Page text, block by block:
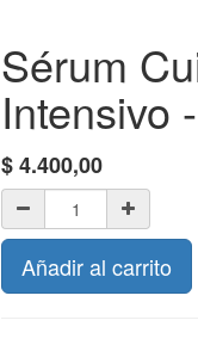
Sérum
Intensivo
$4.400,00
Añadir al carrito